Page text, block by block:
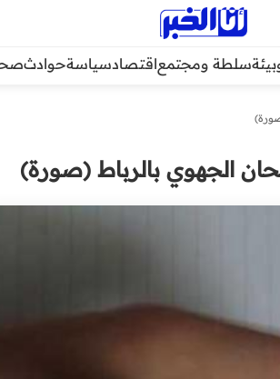
سلطة ومجتمعاقتصادسياسةحوادث
الجهوي بالرباط (صورة)